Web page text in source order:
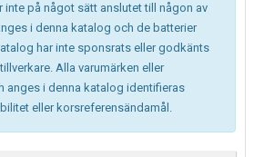
inte på något sätt anslutet till någon av
i denna katalog och de batterier
har inte sponsrats eller godkänts
Alla varumärken eller
anges i denna katalog identifieras
eller korsreferensändamål.